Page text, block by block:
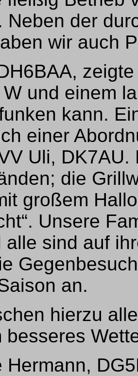
Neben der
wir auch
und einem
kann.
einer
Uli,
die
großem
Unsere
alle sind auf
an.
hierzu
besseres
Hermann,